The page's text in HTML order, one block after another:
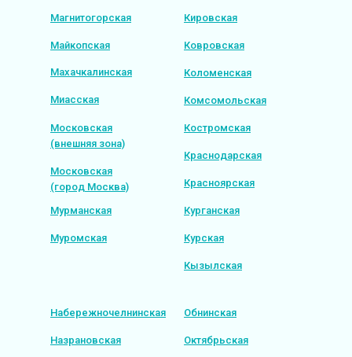
Кировская
Ковровская
Коломенская
Комсомольская
Костромская
Краснодарская
Красноярская
Курганская
Курская
Кызылская
Магнитогорская
Майкопская
Махачкалинская
Миасская
Московская
(внешняя зона)
Московская
(город Москва)
Мурманская
Муромская
Набережночелнинская
Назрановская
Обнинская
Октябрьская